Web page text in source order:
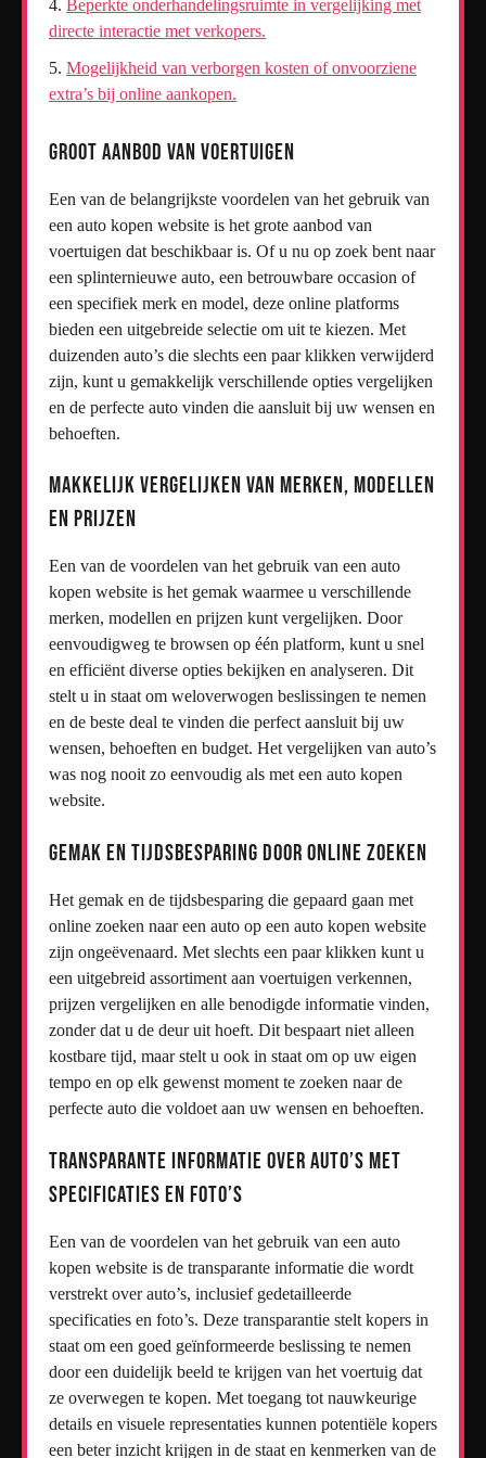
Beperkte onderhandelingsruimte in vergelijking met
directe interactie met verkopers.
Mogelijkheid van verborgen kosten of onvoorziene
extra’s bij online aankopen.
Groot aanbod van voertuigen
Een van de belangrijkste voordelen van het gebruik van
een auto kopen website is het grote aanbod van
voertuigen dat beschikbaar is. Of u nu op zoek bent naar
een splinternieuwe auto, een betrouwbare occasion of
een specifiek merk en model, deze online platforms
bieden een uitgebreide selectie om uit te kiezen. Met
duizenden auto’s die slechts een paar klikken verwijderd
zijn, kunt u gemakkelijk verschillende opties vergelijken
en de perfecte auto vinden die aansluit bij uw wensen en
behoeften.
Makkelijk vergelijken van merken, modellen
en prijzen
Een van de voordelen van het gebruik van een auto
kopen website is het gemak waarmee u verschillende
merken, modellen en prijzen kunt vergelijken. Door
eenvoudigweg te browsen op één platform, kunt u snel
en efficiënt diverse opties bekijken en analyseren. Dit
stelt u in staat om weloverwogen beslissingen te nemen
en de beste deal te vinden die perfect aansluit bij uw
wensen, behoeften en budget. Het vergelijken van auto’s
was nog nooit zo eenvoudig als met een auto kopen
website.
Gemak en tijdsbesparing door online zoeken
Het gemak en de tijdsbesparing die gepaard gaan met
online zoeken naar een auto op een auto kopen website
zijn ongeëvenaard. Met slechts een paar klikken kunt u
een uitgebreid assortiment aan voertuigen verkennen,
prijzen vergelijken en alle benodigde informatie vinden,
zonder dat u de deur uit hoeft. Dit bespaart niet alleen
kostbare tijd, maar stelt u ook in staat om op uw eigen
tempo en op elk gewenst moment te zoeken naar de
perfecte auto die voldoet aan uw wensen en behoeften.
Transparante informatie over auto’s met
specificaties en foto’s
Een van de voordelen van het gebruik van een auto
kopen website is de transparante informatie die wordt
verstrekt over auto’s, inclusief gedetailleerde
specificaties en foto’s. Deze transparantie stelt kopers in
staat om een goed geïnformeerde beslissing te nemen
door een duidelijk beeld te krijgen van het voertuig dat
ze overwegen te kopen. Met toegang tot nauwkeurige
details en visuele representaties kunnen potentiële kopers
een beter inzicht krijgen in de staat en kenmerken van de